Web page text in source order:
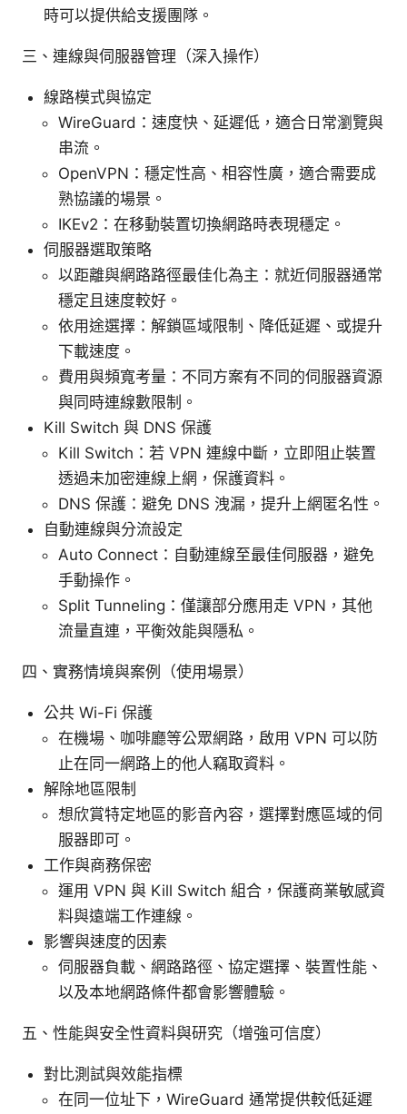
時可以提供給支援團隊。
三、連線與伺服器管理（深入操作）
線路模式與協定
WireGuard：速度快、延遲低，適合日常瀏覽與
串流。
OpenVPN：穩定性高、相容性廣，適合需要成
熟協議的場景。
IKEv2：在移動裝置切換網路時表現穩定。
伺服器選取策略
以距離與網路路徑最佳化為主：就近伺服器通常
穩定且速度較好。
依用途選擇：解鎖區域限制、降低延遲、或提升
下載速度。
費用與頻寬考量：不同方案有不同的伺服器資源
與同時連線數限制。
Kill Switch 與 DNS 保護
Kill Switch：若 VPN 連線中斷，立即阻止裝置
透過未加密連線上網，保護資料。
DNS 保護：避免 DNS 洩漏，提升上網匿名性。
自動連線與分流設定
Auto Connect：自動連線至最佳伺服器，避免
手動操作。
Split Tunneling：僅讓部分應用走 VPN，其他
流量直連，平衡效能與隱私。
四、實務情境與案例（使用場景）
公共 Wi-Fi 保護
在機場、咖啡廳等公眾網路，啟用 VPN 可以防
止在同一網路上的他人竊取資料。
解除地區限制
想欣賞特定地區的影音內容，選擇對應區域的伺
服器即可。
工作與商務保密
運用 VPN 與 Kill Switch 組合，保護商業敏感資
料與遠端工作連線。
影響與速度的因素
伺服器負載、網路路徑、協定選擇、裝置性能、
以及本地網路條件都會影響體驗。
五、性能與安全性資料與研究（增強可信度）
對比測試與效能指標
在同一位址下，WireGuard 通常提供較低延遲